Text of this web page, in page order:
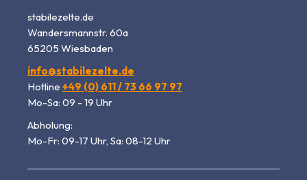
stabilezelte.de
Wandersmannstr. 60a
65205 Wiesbaden
info@stabilezelte.de
Hotline +49 (0) 611 / 73 66 97 97
Mo-Sa: 09 - 19 Uhr
Abholung:
Mo-Fr: 09-17 Uhr, Sa: 08-12 Uhr